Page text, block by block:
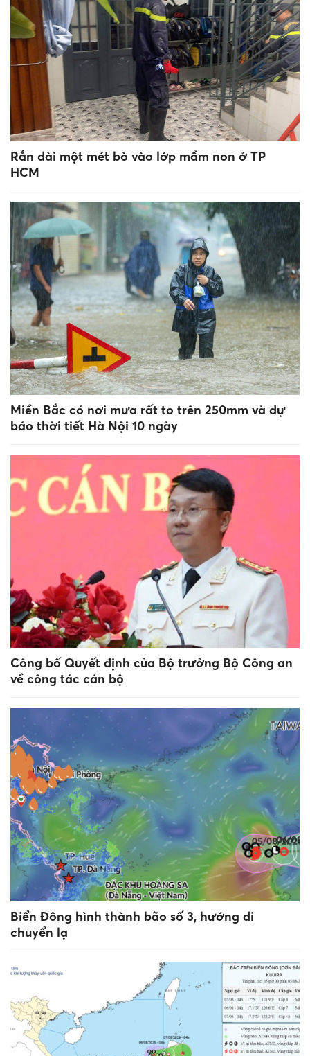
Rắn dài một mét bò vào lớp mầm non ở TP
HCM
Miền Bắc có nơi mưa rất to trên 250mm và dự
báo thời tiết Hà Nội 10 ngày
Công bố Quyết định của Bộ trưởng Bộ Công an
về công tác cán bộ
Biển Đông hình thành bão số 3, hướng di
chuyển lạ